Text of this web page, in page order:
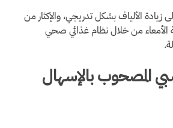
زيادة الألياف بشكل تدريجي، والإكثار من
الأمعاء من خلال نظام غذائي صحي
المصحوب بالإسهال